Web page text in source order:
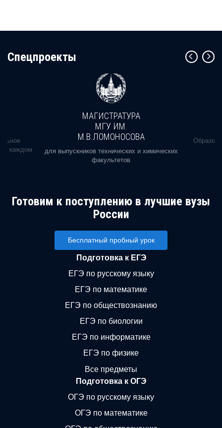
Cпецпроекты
в каждом
МАГИСТРАТУРА
МГУ ИМ.
М.В.ЛОМОНОСОВА
для выпускников технических и химических
факультетов
Готовим к поступлению в лучшие вузы
России
Бесплатный пробный урок
Подготовка к ЕГЭ
ЕГЭ по русскому языку
ЕГЭ по математике
ЕГЭ по обществознанию
ЕГЭ по биологии
ЕГЭ по информатике
ЕГЭ по физике
Все предметы
Подготовка к ОГЭ
ОГЭ по русскому языку
ОГЭ по математике